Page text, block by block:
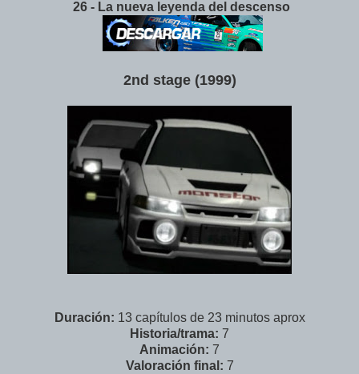
26 - La nueva leyenda del descenso
2nd stage (1999)
Duración: 13 capítulos de 23 minutos aprox
Historia/trama: 7
Animación: 7
Valoración final: 7